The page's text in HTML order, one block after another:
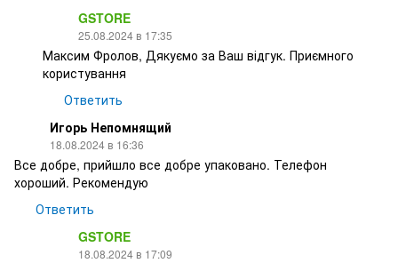
GSTORE
25.08.2024 в 17:35
Максим Фролов, Дякуємо за Ваш відгук. Приємного
користування
Ответить
Игорь Непомнящий
18.08.2024 в 16:36
Все добре, прийшло все добре упаковано. Телефон
хороший. Рекомендую
Ответить
GSTORE
18.08.2024 в 17:09